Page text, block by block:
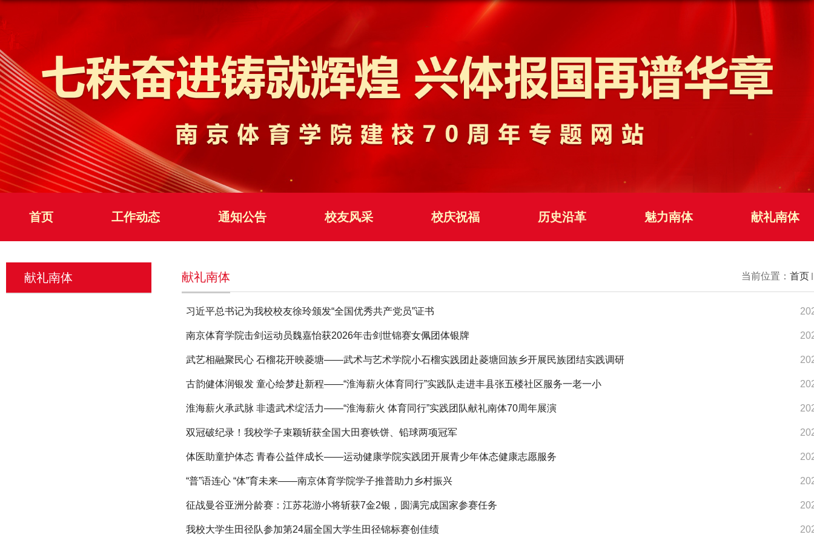
首页 工作动态 通知公告 校友风采 校庆祝福 历史沿革 魅力南体 献礼南体
献礼南体 当前位置： 首页
献礼南体
习近平总书记为我校校友徐玲颁发“全国优秀共产党员”证书
南京体育学院击剑运动员魏嘉怡获2026年击剑世锦赛女佩团体银牌
武艺相融聚民心 石榴花开映菱塘——武术与艺术学院小石榴实践团赴菱塘回族乡开展民族团结实践调研
古韵健体润银发 童心绘梦赴新程——“淮海薪火体育同行”实践队走进丰县张五楼社区服务一老一小
淮海薪火承武脉 非遗武术绽活力——“淮海薪火 体育同行”实践团队献礼南体70周年展演
双冠破纪录！我校学子束颖斩获全国大田赛铁饼、铅球两项冠军
体医助童护体态 青春公益伴成长——运动健康学院实践团开展青少年体态健康志愿服务
“普”语连心 “体”育未来——南京体育学院学子推普助力乡村振兴
征战曼谷亚洲分龄赛：江苏花游小将斩获7金2银，圆满完成国家参赛任务
我校大学生田径队参加第24届全国大学生田径锦标赛创佳绩